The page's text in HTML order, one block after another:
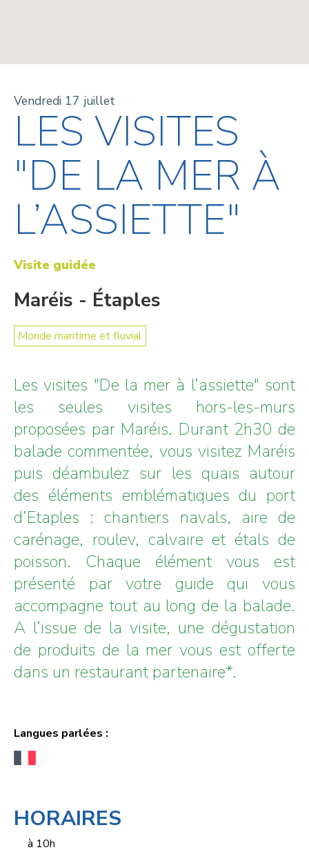
Vendredi 17 juillet
LES VISITES
"DE LA MER À
L’ASSIETTE"
Visite guidée
Maréis - Étaples
Monde maritime et fluvial
Les visites "De la mer à l’assiette" sont
les seules visites hors-les-murs
proposées par Maréis. Durant 2h30 de
balade commentée, vous visitez Maréis
puis déambulez sur les quais autour
des éléments emblématiques du port
d’Etaples : chantiers navals, aire de
carénage, roulev, calvaire et étals de
poisson. Chaque élément vous est
présenté par votre guide qui vous
accompagne tout au long de la balade.
A l’issue de la visite, une dégustation
de produits de la mer vous est offerte
dans un restaurant partenaire*.
Langues parlées :
HORAIRES
à 10h